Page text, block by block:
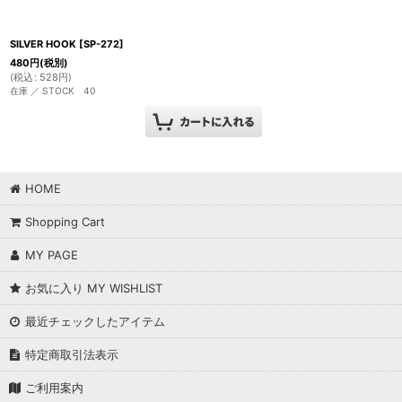
SILVER HOOK [SP-272]
480 円 (税別)
(税込 : 528円)
在庫 ／ STOCK 40
HOME
Shopping Cart
MY PAGE
お気に入り MY WISHLIST
最近チェックしたアイテム
特定商取引法表示
ご利用案内